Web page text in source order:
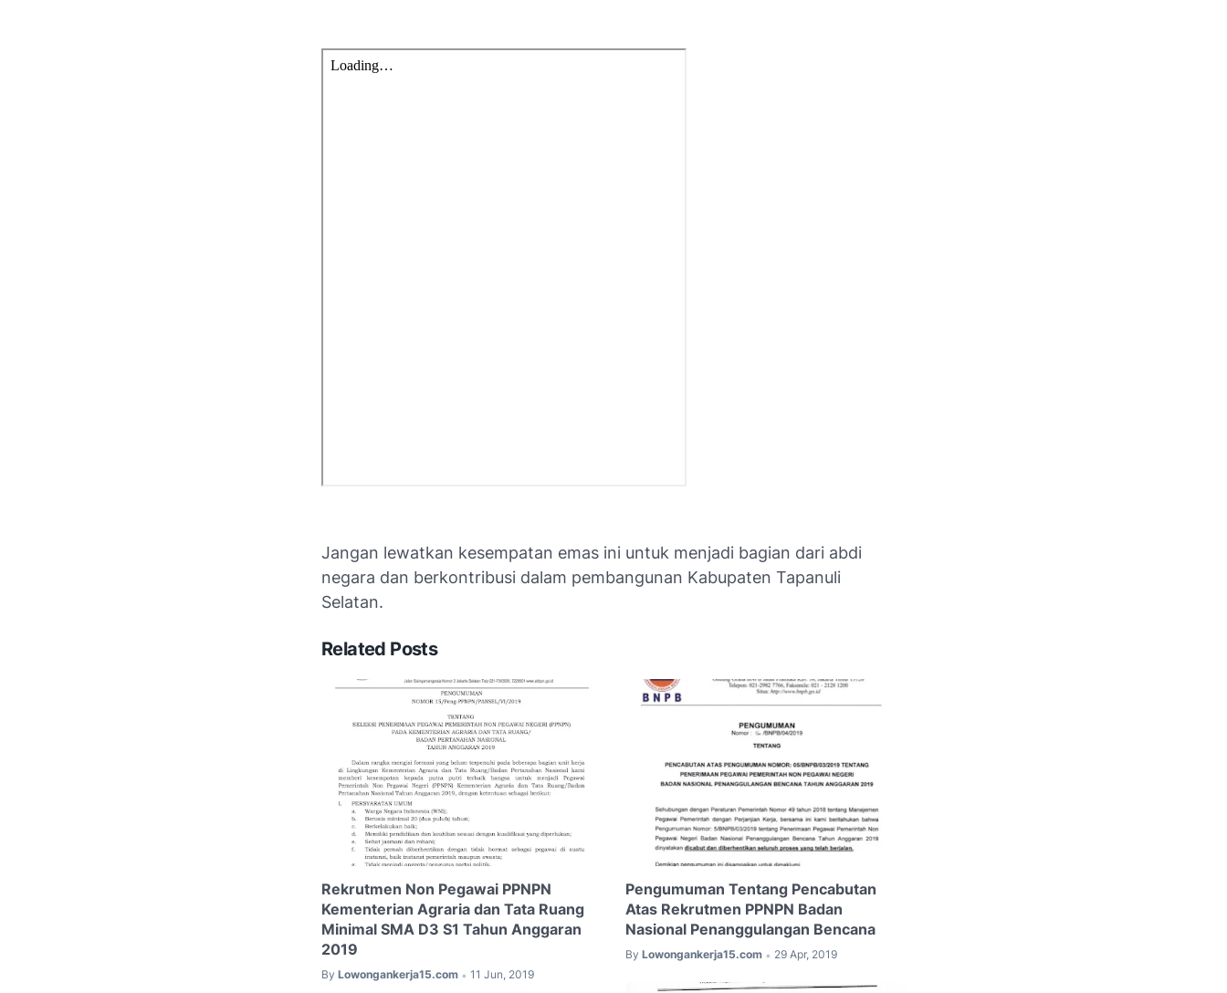
Jangan lewatkan kesempatan emas ini untuk menjadi bagian dari abdi
negara dan berkontribusi dalam pembangunan Kabupaten Tapanuli
Selatan.
Related Posts
Rekrutmen Non Pegawai PPNPN
Kementerian Agraria dan Tata Ruang
Minimal SMA D3 S1 Tahun Anggaran
2019
By Lowongankerja15.com • 11 Jun, 2019
Pengumuman Tentang Pencabutan
Atas Rekrutmen PPNPN Badan
Nasional Penanggulangan Bencana
By Lowongankerja15.com • 29 Apr, 2019